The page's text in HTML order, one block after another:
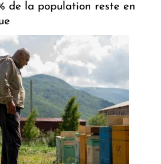
de la population reste en